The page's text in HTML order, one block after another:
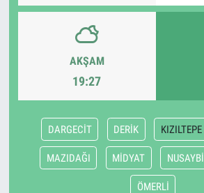
AKŞAM
19:27
DARGECİT DERİK KIZILTEPE
MAZIDAĞI MİDYAT
ÖMERLİ